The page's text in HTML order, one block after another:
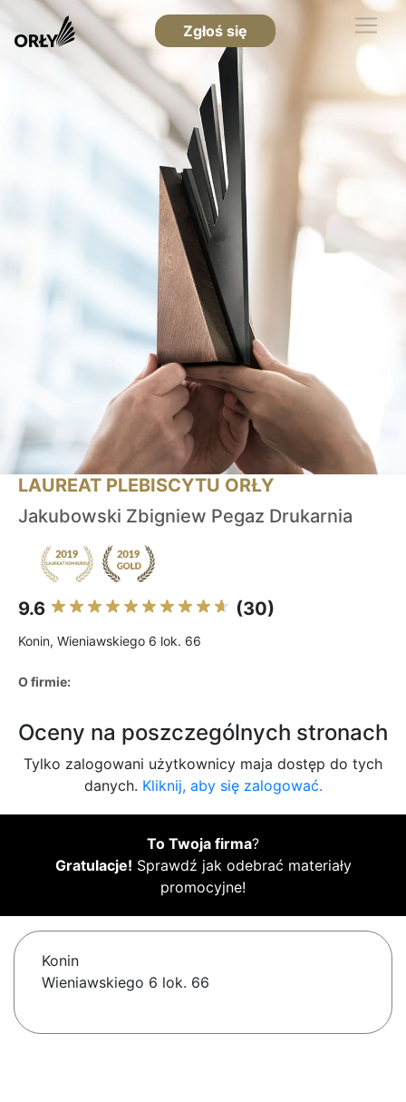
Zgłoś się
LAUREAT PLEBISCYTU ORŁY
Jakubowski Zbigniew Pegaz Drukarnia
9.6 (30)
Konin, Wieniawskiego 6 lok. 66
O firmie:
Oceny na poszczególnych stronach
Tylko zalogowani użytkownicy maja dostęp do tych
danych. Kliknij, aby się zalogować.
To Twoja firma?
Gratulacje! Sprawdź jak odebrać materiały
promocyjne!
Konin
Wieniawskiego 6 lok. 66